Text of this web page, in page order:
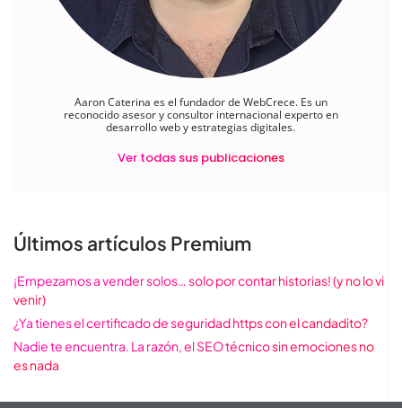
Aaron Caterina es el fundador de WebCrece. Es un
reconocido asesor y consultor internacional experto en
desarrollo web y estrategias digitales.
Ver todas sus publicaciones
Últimos artículos Premium
¡Empezamos a vender solos… solo por contar historias! (y no lo vi
venir)
¿Ya tienes el certificado de seguridad https con el candadito?
Nadie te encuentra. La razón, el SEO técnico sin emociones no
es nada